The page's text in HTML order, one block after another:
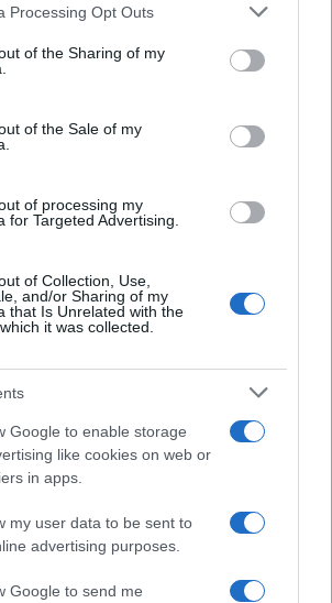
website/app uses one or more Google
or usage behaviour. You may click to
to Google and its third-party tags to
specified purposes in below Google
Processing Opt Outs
of the Sharing of my
of the Sale of my
of processing my
for Targeted Advertising.
of Collection, Use,
and/or Sharing of my
that Is Unrelated with the
it was collected.
Google to enable storage
like cookies on web or
in apps.
my user data to be sent to
advertising purposes.
Google to send me
Guardia di Finanza: controllo del